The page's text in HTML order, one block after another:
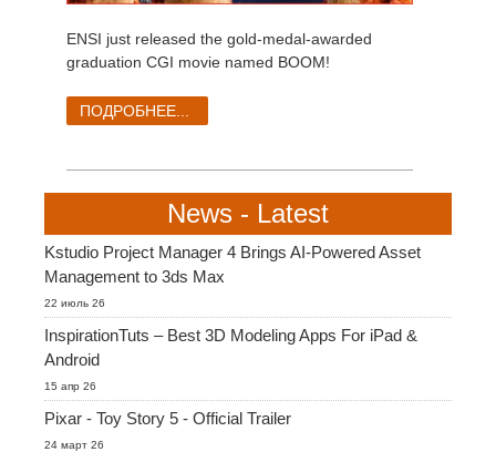
Softimage
LightWave
SketchUp
ENSI just released the gold-medal-awarded
graduation CGI movie named BOOM!
ПОДРОБНЕЕ...
News - Latest
Kstudio Project Manager 4 Brings AI-Powered Asset
Management to 3ds Max
22 июль 26
InspirationTuts – Best 3D Modeling Apps For iPad &
Android
15 апр 26
Pixar - Toy Story 5 - Official Trailer
24 март 26